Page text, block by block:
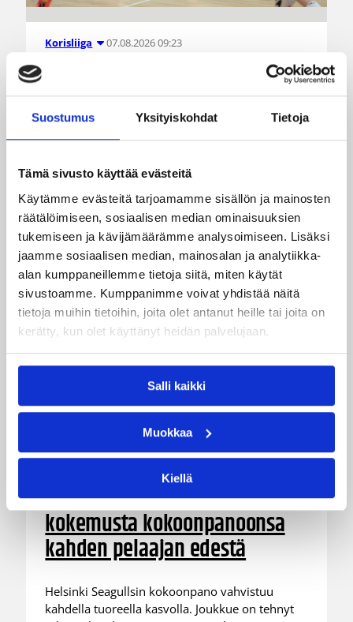
Suostumus Yksityiskohdat Tietoja
Tämä sivusto käyttää evästeitä
Käytämme evästeitä tarjoamamme sisällön ja mainosten
räätälöimiseen, sosiaalisen median ominaisuuksien
tukemiseen ja kävijämäärämme analysoimiseen. Lisäksi
jaamme sosiaalisen median, mainosalan ja analytiikka-
alan kumppaneillemme tietoja siitä, miten käytät
sivustoamme. Kumppanimme voivat yhdistää näitä
tietoja muihin tietoihin, joita olet antanut heille tai joita on
kerätty, kun olet käyttänyt heidän palvelujaan.
Salli kaikki
Muokkaa
Kiellä
Korisliiga 07.08.2026 09:23
Daniel Dolenc KTP-Basketin
haaviin
Suomen lisäksi Ranskassa, Itävallassa,
Liettuassa, Romaniassa, Bosniassa ja viimeksi
Islannissa.
Korisliiga 05.08.2026 11:34
Seagulls hankki taitoa ja
kokemusta kokoonpanoonsa
kahden pelaajan edestä
Helsinki Seagullsin kokoonpano vahvistuu
kahdella tuoreella kasvolla. Joukkue on tehnyt